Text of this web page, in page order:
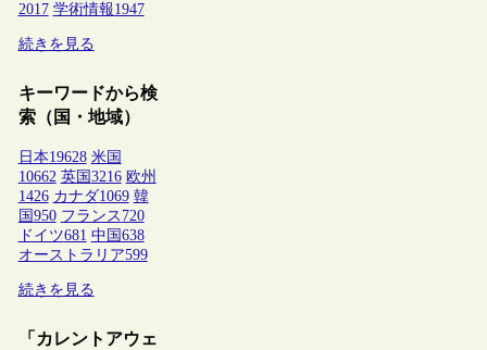
2017 学術情報1947
続きを見る
キーワードから検
索（国・地域）
日本19628 米国
10662 英国 3216 欧州
1426 カナダ1069 韓
国 950 フランス 720
ドイツ681 中国 638
オーストラリア599
続きを見る
「カレントアウェ